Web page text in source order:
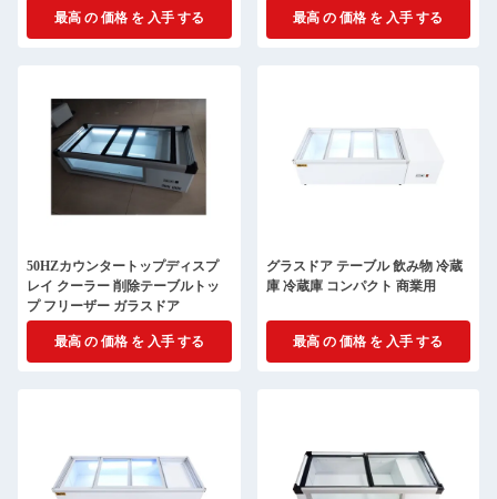
最高 の 価格 を 入手 する 最高 の 価格 を 入手 する
50HZカウンタートップディスプ
レイ クーラー 削除テーブルトッ
プ フリーザー ガラスドア
最高 の 価格 を 入手 する
グラスドア テーブル 飲み物 冷蔵
庫 冷蔵庫 コンパクト 商業用
最高 の 価格 を 入手 する